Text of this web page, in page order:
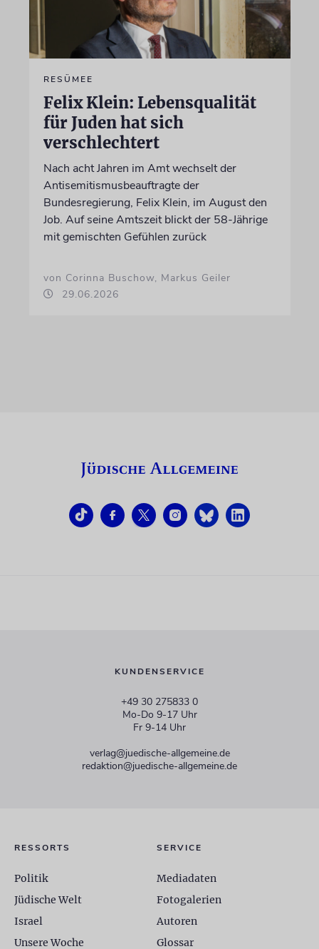
RESÜMEE
Felix Klein: Lebensqualität
für Juden hat sich
verschlechtert
Nach acht Jahren im Amt wechselt der
Antisemitismusbeauftragte der
Bundesregierung, Felix Klein, im August den
Job. Auf seine Amtszeit blickt der 58-Jährige
mit gemischten Gefühlen zurück
von Corinna Buschow, Markus Geiler
29.06.2026
KUNDENSERVICE
+49 30 275833 0
Mo-Do 9-17 Uhr
Fr 9-14 Uhr
verlag@juedische-allgemeine.de
redaktion@juedische-allgemeine.de
RESSORTS
Politik
Jüdische Welt
Israel
Unsere Woche
SERVICE
Mediadaten
Fotogalerien
Autoren
Glossar